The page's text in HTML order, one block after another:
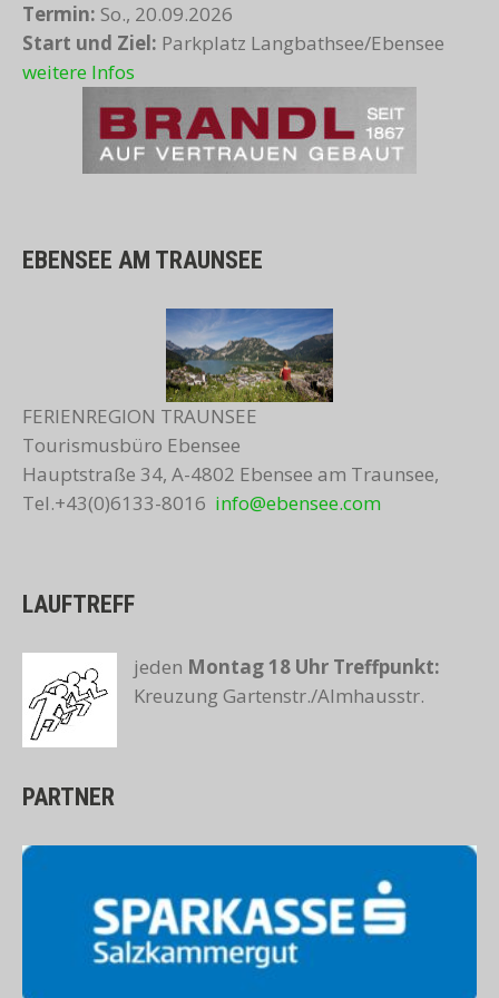
Termin: So., 20.09.2026
Start und Ziel: Parkplatz Langbathsee/Ebensee
weitere Infos
EBENSEE AM TRAUNSEE
FERIENREGION TRAUNSEE
Tourismusbüro Ebensee
Hauptstraße 34, A-4802 Ebensee am Traunsee,
Tel.+43(0)6133-8016 info@ebensee.com
LAUFTREFF
jeden Montag 18 Uhr Treffpunkt:
Kreuzung Gartenstr./Almhausstr.
PARTNER